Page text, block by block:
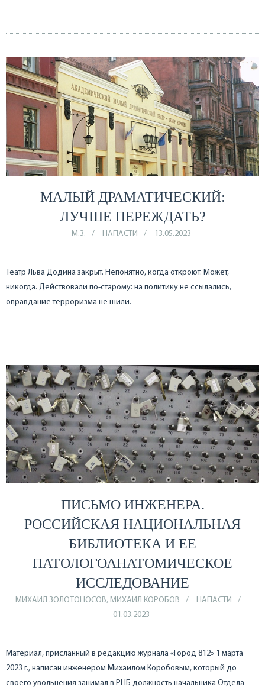
МАЛЫЙ ДРАМАТИЧЕСКИЙ:
ЛУЧШЕ ПЕРЕЖДАТЬ?
М.З. НАПАСТИ 13.05.2023
Театр Льва Додина закрыт. Непонятно, когда откроют. Может,
никогда. Действовали по-старому: на политику не ссылались,
оправдание терроризма не шили.
ПИСЬМО ИНЖЕНЕРА.
РОССИЙСКАЯ НАЦИОНАЛЬНАЯ
БИБЛИОТЕКА И ЕЕ
ПАТОЛОГОАНАТОМИЧЕСКОЕ
ИССЛЕДОВАНИЕ
МИХАИЛ ЗОЛОТОНОСОВ, МИХАИЛ КОРОБОВ
НАПАСТИ
01.03.2023
Материал, присланный в редакцию журнала «Город 812» 1 марта
2023 г., написан инженером Михаилом Коробовым, который до
своего увольнения занимал в РНБ должность начальника Отдела